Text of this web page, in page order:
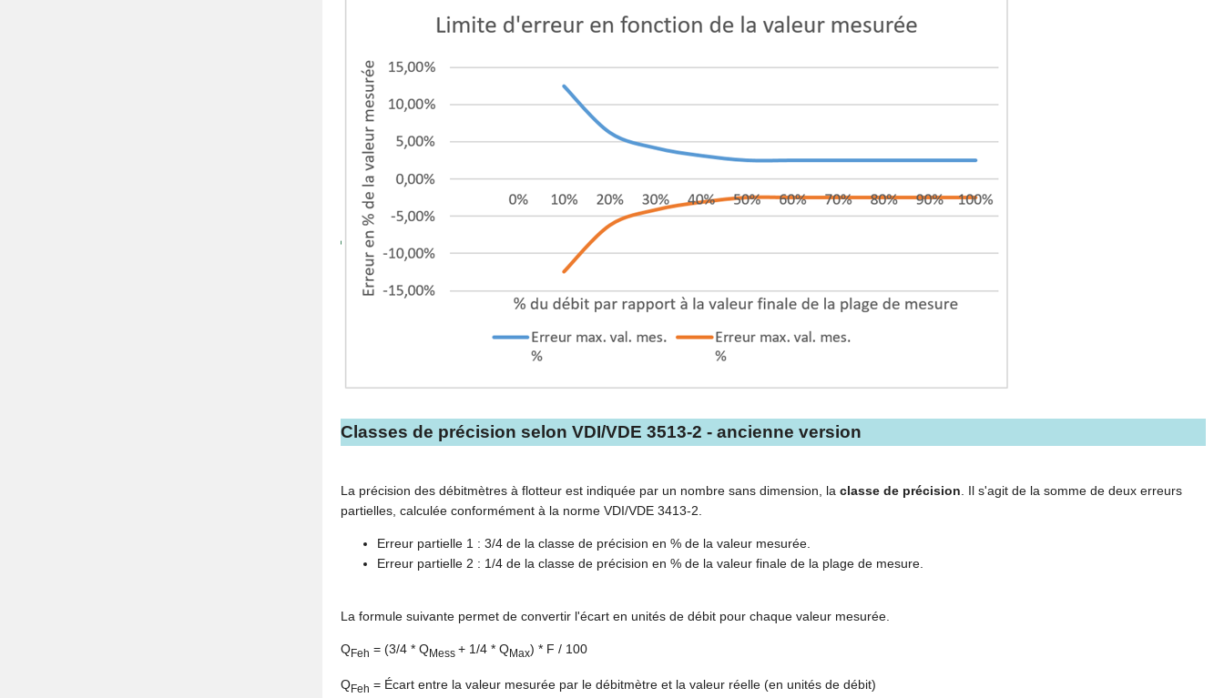
Classes de précision selon VDI/VDE 3513-2 - ancienne version
La précision des débitmètres à flotteur est indiquée par un nombre sans dimension, la classe de précision . Il s'agit de la somme de deux erreurs
partielles, calculée conformément à la norme VDI/VDE 3413-2.
Erreur partielle 1 : 3/4 de la classe de précision en % de la valeur mesurée.
Erreur partielle 2 : 1/4 de la classe de précision en % de la valeur finale de la plage de mesure.
La formule suivante permet de convertir l'écart en unités de débit pour chaque valeur mesurée.
QFeh = (3/4 * QMess + 1/4 * QMax) * F / 100
QFeh = Écart entre la valeur mesurée par le débitmètre et la valeur réelle (en unités de débit)